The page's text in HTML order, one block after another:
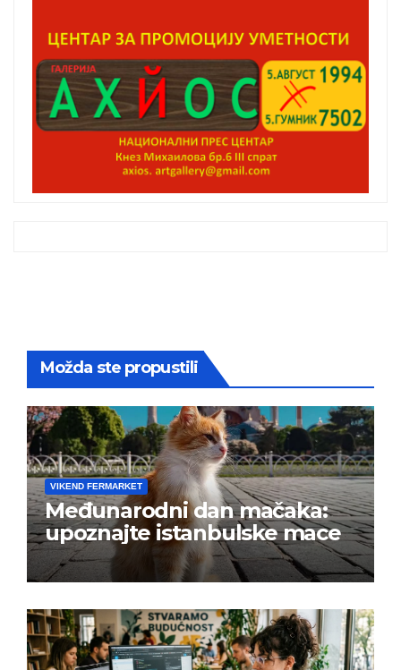
Možda ste propustili
VIKEND FERMARKET
Međunarodni dan mačaka:
upoznajte istanbulske mace